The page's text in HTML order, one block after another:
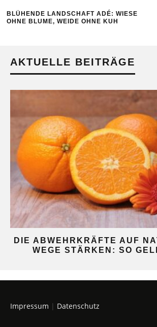
BLÜHENDE LANDSCHAFT ADÉ: WIESE
OHNE BLUME, WEIDE OHNE KUH
AKTUELLE BEITRÄGE
DIE ABWEHRKRÄFTE AUF
WEGE STÄRKEN: SO
Impressum | Datenschutz